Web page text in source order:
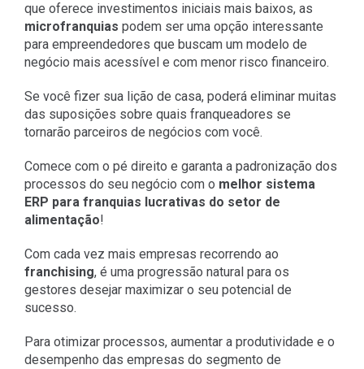
que oferece investimentos iniciais mais baixos, as
microfranquias podem ser uma opção interessante
para empreendedores que buscam um modelo de
negócio mais acessível e com menor risco financeiro.
Se você fizer sua lição de casa, poderá eliminar muitas
das suposições sobre quais franqueadores se
tornarão parceiros de negócios com você.
Comece com o pé direito e garanta a padronização dos
processos do seu negócio com o melhor sistema
ERP para franquias lucrativas do setor de
alimentação!
Com cada vez mais empresas recorrendo ao
franchising, é uma progressão natural para os
gestores desejar maximizar o seu potencial de
sucesso.
Para otimizar processos, aumentar a produtividade e o
desempenho das empresas do segmento de